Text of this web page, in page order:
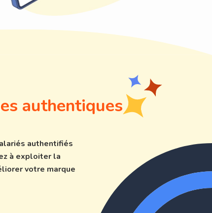
authentiques
authentifiés
à exploiter la
votre marque